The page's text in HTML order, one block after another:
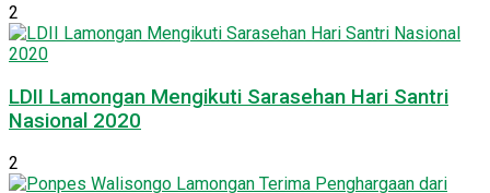
2
LDII Lamongan Mengikuti Sarasehan Hari Santri
Nasional 2020
2